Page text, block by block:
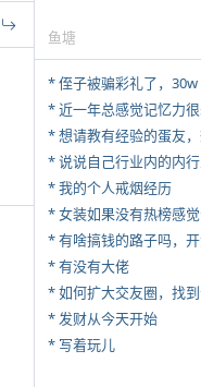
鱼塘
* 侄子被骗彩礼了，30w
* 近一年总感觉记忆力
* 说说自己行业内的内
* 我的个人戒烟经历
* 女装如果没有热榜感
* 有没有大佬
* 如何扩大交友圈，找
* 发财从今天开始
* 写着玩儿